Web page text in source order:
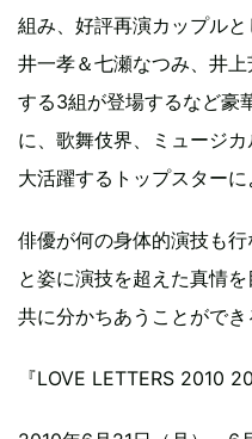
組み、好評再演カップル
井一孝＆七瀬なつみ、井
する3組が登場するなど豪
に、歌舞伎界、ミュージ
大活躍するトップスターに
俳優が何の身体的演技も
と姿に演技を超えた真情
共に分かちあうことができ
『LOVE LETTERS 2010